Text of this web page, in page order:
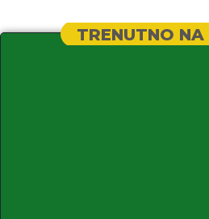
TRENUTNO